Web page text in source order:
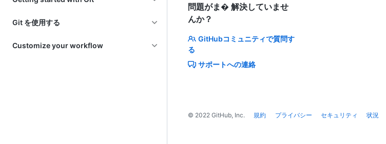
Git を使用する
Customize your workflow
問題がま� 解決していませ
んか？
GitHubコミュニティで質問す
る
サポートへの連絡
© 2022 GitHub, Inc. 規約 プライバシー セキュリティ 状況